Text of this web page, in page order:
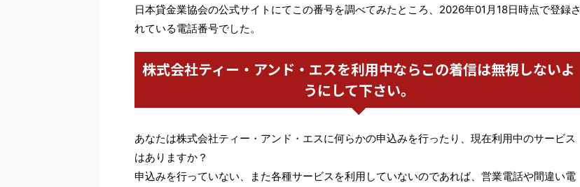
日本貸金業協会の公式サイトにてこの番号を調べてみたところ、2026年01月18日時点で登録さ
れている電話番号でした。
株式会社ティー・アンド・エスを利用中ならこの着信は無視しないよ
うにして下さい。
あなたは株式会社ティー・アンド・エスに何らかの申込みを行ったり、現在利用中のサービス
はありますか？
申込みを行っていない、また各種サービスを利用していないのであれば、営業電話や間違い電